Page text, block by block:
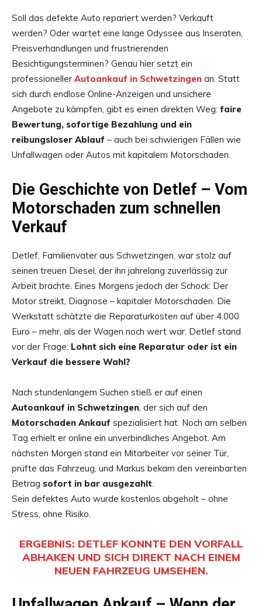
Soll das defekte Auto repariert werden? Verkauft
werden? Oder wartet eine lange Odyssee aus Inseraten,
Preisverhandlungen und frustrierenden
Besichtigungsterminen? Genau hier setzt ein
professioneller Autoankauf in Schwetzingen an. Statt
sich durch endlose Online-Anzeigen und unsichere
Angebote zu kämpfen, gibt es einen direkten Weg: faire
Bewertung, sofortige Bezahlung und ein
reibungsloser Ablauf – auch bei schwierigen Fällen wie
Unfallwagen oder Autos mit kapitalem Motorschaden.
Die Geschichte von Detlef – Vom
Motorschaden zum schnellen
Verkauf
Detlef, Familienvater aus Schwetzingen, war stolz auf
seinen treuen Diesel, der ihn jahrelang zuverlässig zur
Arbeit brachte. Eines Morgens jedoch der Schock: Der
Motor streikt, Diagnose – kapitaler Motorschaden. Die
Werkstatt schätzte die Reparaturkosten auf über 4.000
Euro – mehr, als der Wagen noch wert war. Detlef stand
vor der Frage: Lohnt sich eine Reparatur oder ist ein
Verkauf die bessere Wahl?
Nach stundenlangem Suchen stieß er auf einen
Autoankauf in Schwetzingen, der sich auf den
Motorschaden Ankauf spezialisiert hat. Noch am selben
Tag erhielt er online ein unverbindliches Angebot. Am
nächsten Morgen stand ein Mitarbeiter vor seiner Tür,
prüfte das Fahrzeug, und Markus bekam den vereinbarten
Betrag sofort in bar ausgezahlt.
Sein defektes Auto wurde kostenlos abgeholt – ohne
Stress, ohne Risiko.
ERGEBNIS: DETLEF KONNTE DEN VORFALL
ABHAKEN UND SICH DIREKT NACH EINEM
NEUEN FAHRZEUG UMSEHEN.